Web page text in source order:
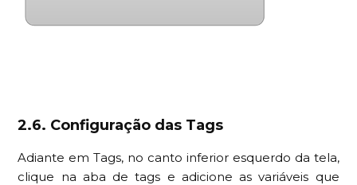
2.6. Configuração das Tags
Adiante em Tags, no canto inferior esquerdo da tela,
clique na aba de tags e adicione as variáveis que